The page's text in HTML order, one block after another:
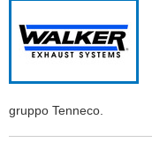
gruppo Tenneco.